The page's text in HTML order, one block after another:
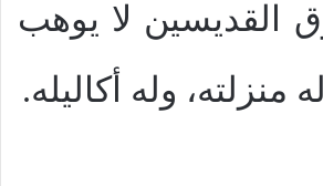
القديسين لا يوهب
منزلته، وله أكاليله.